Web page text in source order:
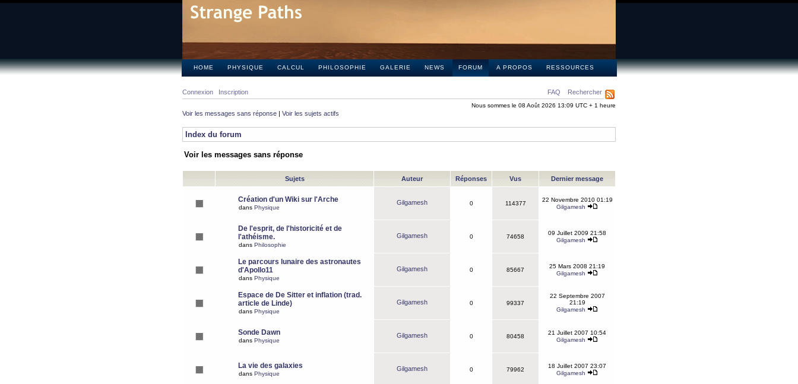
HOME PHYSIQUE CALCUL PHILOSOPHIE GALERIE NEWS FORUM A PROPOS RESSOURCES
FAQ Rechercher
Connexion Inscription
Nous sommes le 08 Août 2026 13:09 UTC + 1 heure
Voir les messages sans réponse | Voir les sujets actifs
Index du forum
Voir les messages sans réponse
Sujets Auteur Réponses Vus Dernier message
Création d'un Wiki sur l'Arche
dans Physique
Gilgamesh 0 114377
22 Novembre 2010 01:19
Gilgamesh
De l'esprit, de l'historicité et de
l'athéisme.
dans Philosophie
Gilgamesh 0 74658
09 Juillet 2009 21:58
Gilgamesh
Le parcours lunaire des astronautes
d'Apollo11
dans Physique
Gilgamesh 0 85667
25 Mars 2008 21:19
Gilgamesh
Espace de De Sitter et inflation (trad.
article de Linde)
dans Physique
Gilgamesh 0 99337
22 Septembre 2007
21:19
Gilgamesh
Sonde Dawn
dans Physique
Gilgamesh 0 80458
21 Juillet 2007 10:54
Gilgamesh
La vie des galaxies
dans Physique
Gilgamesh 0 79962
18 Juillet 2007 23:07
Gilgamesh